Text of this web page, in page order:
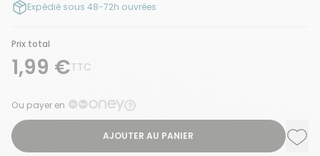
Expédié sous 48-72h ouvrées
Prix total
1,99 €TTC
Ou payer en
AJOUTER AU PANIER